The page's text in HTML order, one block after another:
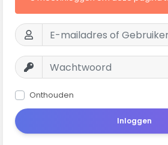
Onthouden
Inloggen